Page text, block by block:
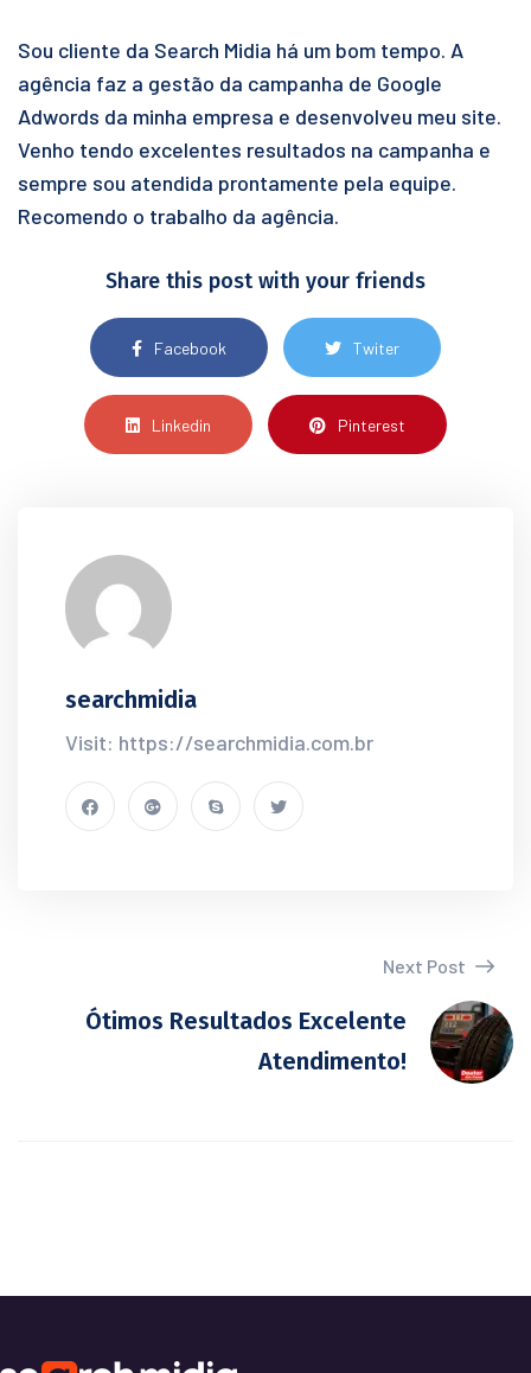
Sou cliente da Search Midia há um bom tempo. A
agência faz a gestão da campanha de Google
Adwords da minha empresa e desenvolveu meu site.
Venho tendo excelentes resultados na campanha e
sempre sou atendida prontamente pela equipe.
Recomendo o trabalho da agência.
Share this post with your friends
Facebook Twiter
Linkedin Pinterest
searchmidia
Visit: https://searchmidia.com.br
Next Post
Ótimos Resultados Excelente
Atendimento!